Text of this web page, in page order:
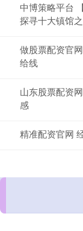
中博策略平台
探寻十大镇馆
做股票配资官
给线
山东股票配资
感
精准配资官网